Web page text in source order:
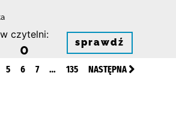
w czytelni:
0 sprawdź
5 6 7 … 135 NASTĘPNA